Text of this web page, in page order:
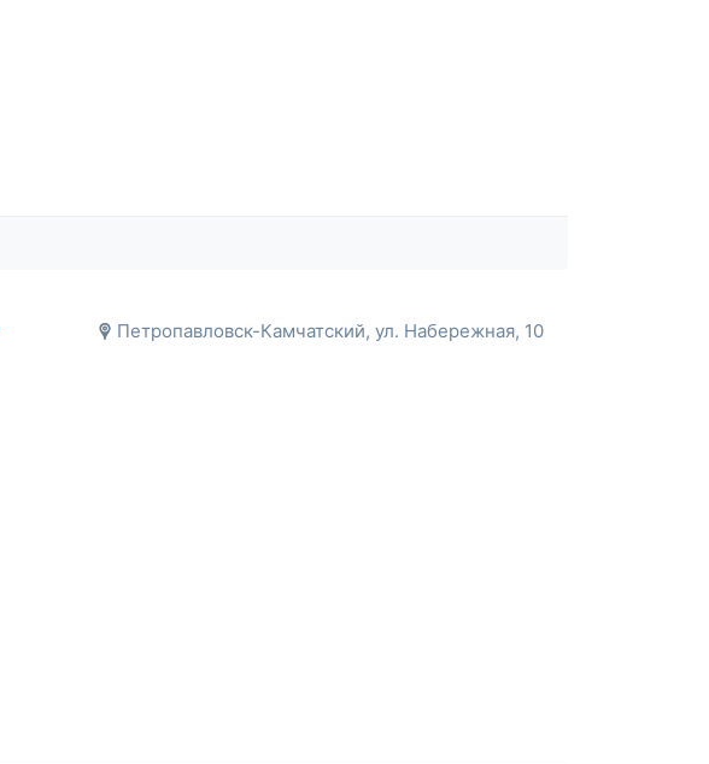
Петропавловск-Камчатский, ул. Набережная, 10